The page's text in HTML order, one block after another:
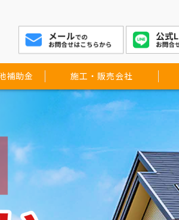
補助金 施工・販売会社